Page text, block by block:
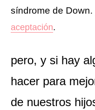
síndrome de Down.
aceptación.
pero, y si hay
hacer para
de nuestros